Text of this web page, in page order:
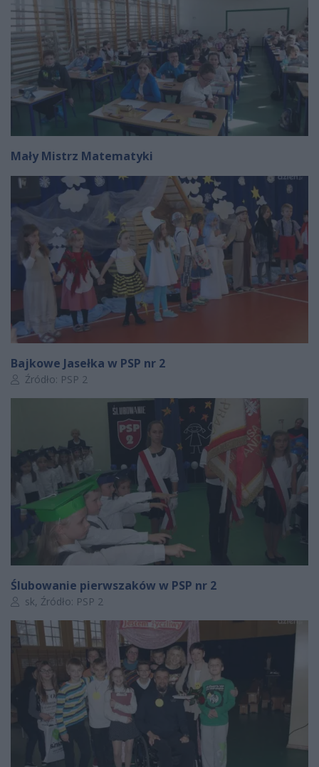
Mały Mistrz Matematyki
Bajkowe Jasełka w PSP nr 2
Autor artykułu:
Źródło: PSP 2
Ślubowanie pierwszaków w PSP nr 2
Autor artykułu:
sk, Źródło: PSP 2